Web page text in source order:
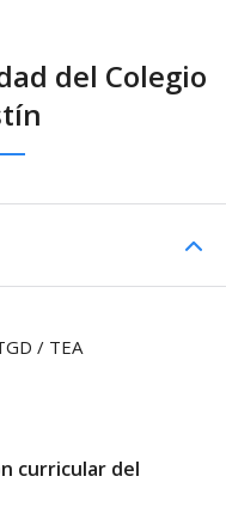
del Colegio
/ TEA
curricular del